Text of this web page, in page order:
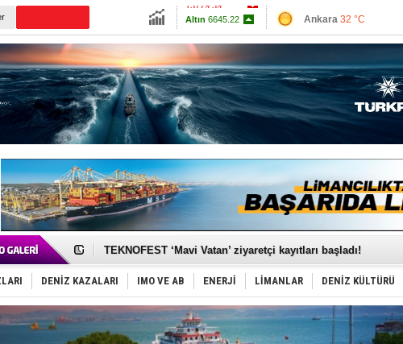
Altın 6645.22
Euro55.1691
Ankara 32 °C
Antalya28 °C
Muğla 28 °C
Çanakkale 32 °C
TAYK - Eker Olympos Regatta'da ilk start!
TEKNOFEST ‘Mavi Vatan’ ziyaretçi kayıtları başladı!
Tersane işçilerinin direnişi, kazanımla sonuçlandı
İngiliz aktivistler, gemide mahsur kaldı!
FESCO, Karadeniz'de yeni sevkiyat taleplerini durdurdu
DESE, BIMCO’ya katıldı
GİMBİRDER gemi inşa yan sanayinin sorunlarını tartıştı
35 milyon TL'lik tekne projesinde karar çıktı
DENİZ KAZALARI IMO VE AB ENERJİ LİMANLAR DENİZ KÜLTÜRÜ